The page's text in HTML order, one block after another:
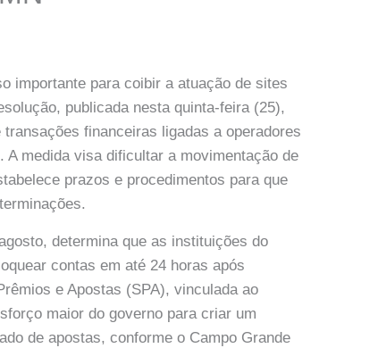
importante para coibir a atuação de sites
publicada nesta quinta-feira (25),
financeiras ligadas a operadores
medida visa dificultar a movimentação de
prazos e procedimentos para que
determina que as instituições do
contas em até 24 horas após
e Apostas (SPA), vinculada ao
maior do governo para criar um
de apostas, conforme o Campo Grande